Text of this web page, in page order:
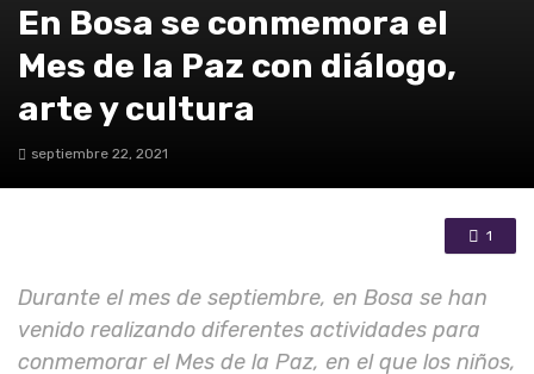
En Bosa se conmemora el
Mes de la Paz con diálogo,
arte y cultura
septiembre 22, 2021
1
Durante el mes de septiembre, en Bosa se han
venido realizando diferentes actividades para
conmemorar el Mes de la Paz, en el que los niños,